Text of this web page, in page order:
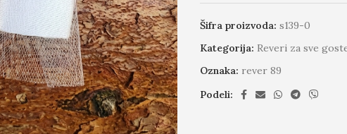
Šifra proizvoda: s139-0
Kategorija: Reveri za sve
Oznaka: rever 89
Podeli: